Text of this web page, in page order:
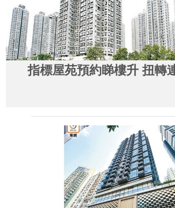
指標屋苑預約睇樓升 扭轉